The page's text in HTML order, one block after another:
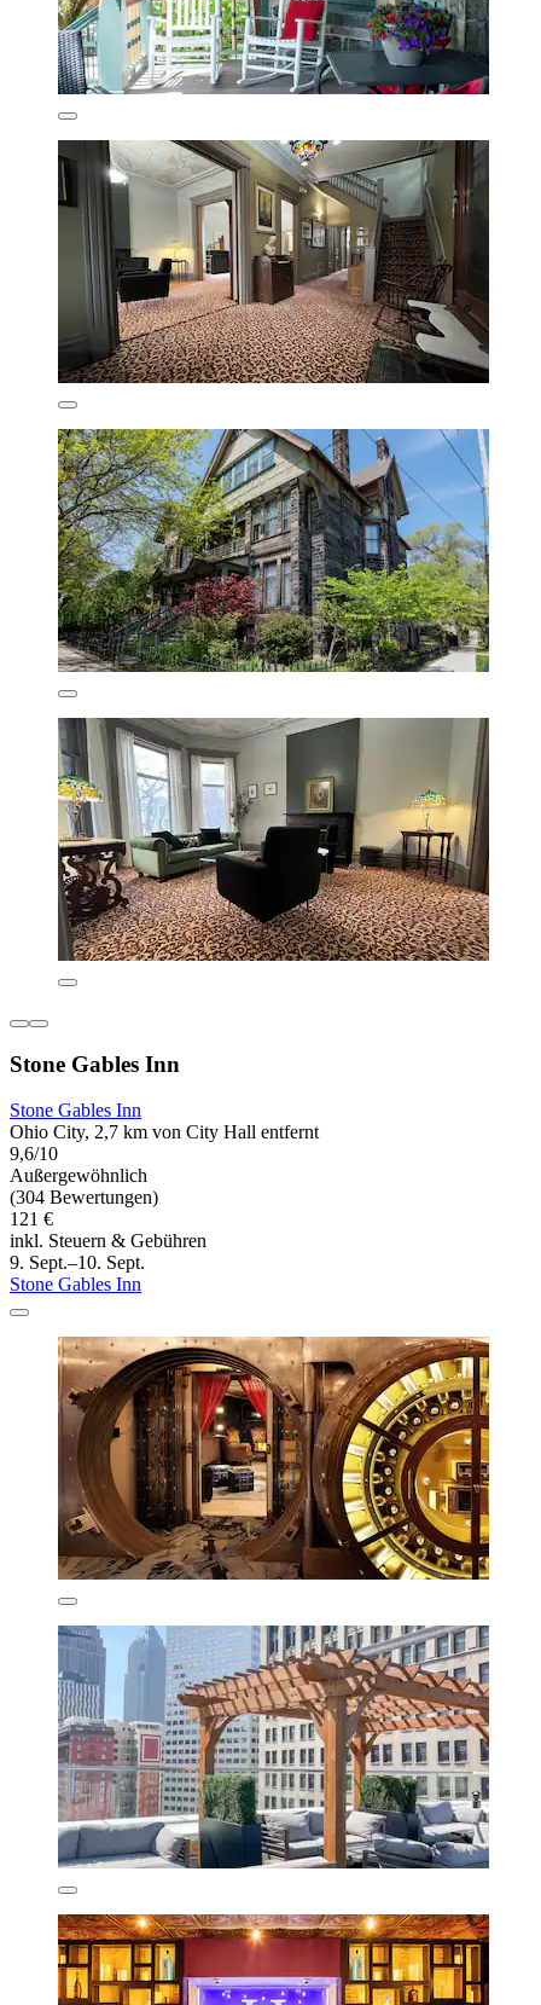
Stone Gables Inn
Stone Gables Inn
Ohio City, 2,7 km von City Hall entfernt
9,6/10
Außergewöhnlich
(304 Bewertungen)
121 €
inkl. Steuern & Gebühren
9. Sept.–10. Sept.
Stone Gables Inn